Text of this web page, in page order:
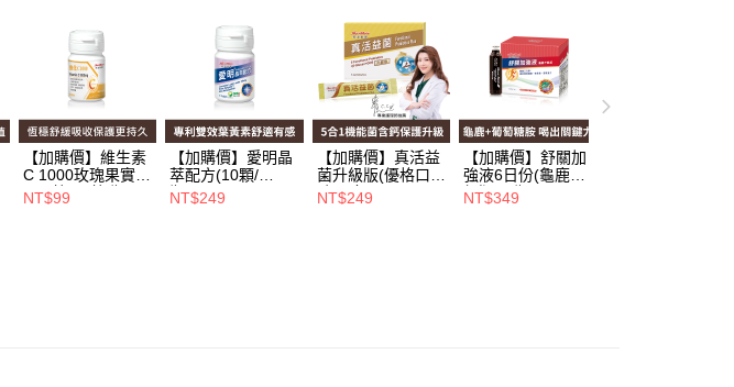
流程，驗證手機門號後，選擇欲分期的期數、繳款截止日，確認付款後即
完成交易。
3.實際核准額度、可分期數及費用金額請依後續交易確認頁面所載為準。
4.訂單成立30分鐘內，如未前往確認交易或遇審核未通過，訂單將自動取
消。如遇「轉專審核」未通過狀況，表示未達大哥付你分期系統評分，恕
無法說明評估內容。
【繳款方式說明】
1.分期款項不併入電信帳單，「大哥付你分期」於每月結算日後寄送繳費提
醒簡訊。
2.透過簡訊連結打開帳單後，可選擇「超商條碼／台灣大直營門市／銀行轉
【關於「AFTEE先享後付」】
AFTEE先享後付是「在收到商品之後才付款」的支付方式。 讓您購物簡單
便利好安心！
１．簡單：不需註冊會員、不需綁卡、不需儲值。
２．便利：只要手機號碼，簡訊認證，即可結帳。
３．安心：先確認商品／服務後，再付款。
【「AFTEE先享後付」結帳流程】
１．於結帳方式選擇「AFTEE先享後付」後，將跳轉至「AFTEE先享後
付」結帳頁面，進行簡訊認證並確認金額後，即可完成結帳。
Hami Point
相關說明
「Hami Point」為中華電信所提供之點數服務，可於會員專區綁定中華電
信會員帳號後，即可在購物車使用 Hami Point 折抵消費金額 (1點等於1
元)。
ATM付款
運送方式
【加購價】維生素
C 1000玫瑰果實
plus錠(10錠/瓶)*1
瓶_A000425
NT$99
【加購價】愛明晶
萃配方(10顆/
瓶)_A000332
NT$249
【加購價】真活益
菌升級版(優格口
味)(6包/
盒)_A000342
NT$249
【加購價】舒關加
強液6日份(龜鹿升
級版)(6瓶/
盒)_A000249
NT$349